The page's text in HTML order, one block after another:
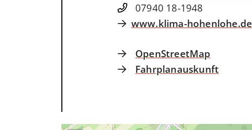
OpenStreetMap
Fahrplanauskunft
www.klima-hohenlohe.de
07940 18-1948